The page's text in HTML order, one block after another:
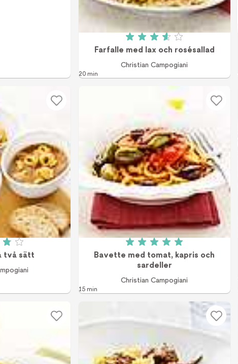
Betyg: 3.6 av 5 (25 röster)
Farfalle med lax och rosésallad
Christian Campogiani
20 min
3.9 av 5 (9 röster)
två sätt
Betyg: 5 av 5 (4 röster)
Bavette med tomat, kapris och
sardeller
Christian Campogiani
15 min